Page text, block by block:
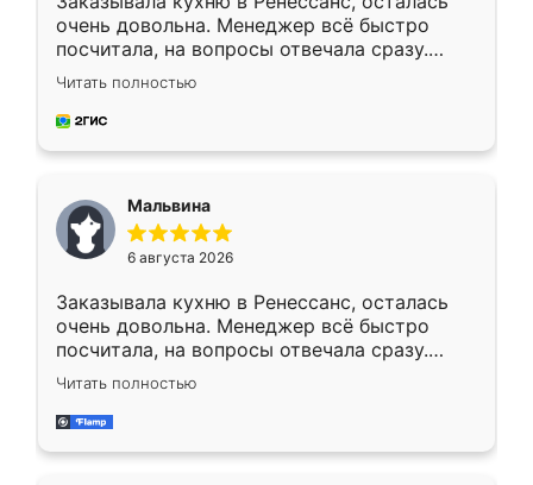
очень довольна. Менеджер всё быстро
посчитала, на вопросы отвечала сразу.
Замерщик приехал в субботу, подошёл к
делу со всей ответственностью. Собрали
за день, ребята работали аккуратно, даже
Читать полностью
Мальвина
6 августа 2026
Заказывала кухню в Ренессанс, осталась
очень довольна. Менеджер всё быстро
посчитала, на вопросы отвечала сразу.
Замерщик приехал в субботу, подошёл к
делу со всей ответственностью. Собрали
за день, ребята работали аккуратно, даже
Читать полностью